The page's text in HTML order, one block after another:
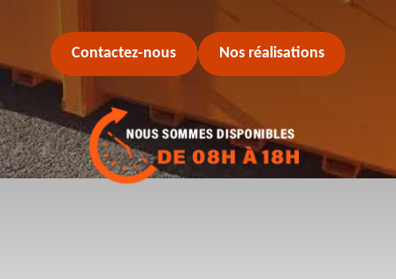
Contactez-nous Nos réalisations